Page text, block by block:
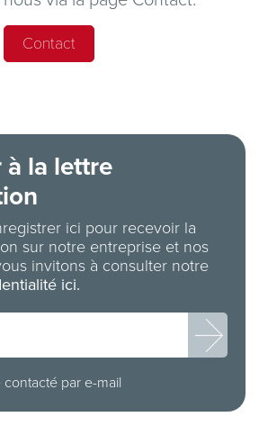
Contact
à la lettre
ici pour recevoir la
sur notre entreprise et nos
invitons à consulter notre
ici.
par e-mail